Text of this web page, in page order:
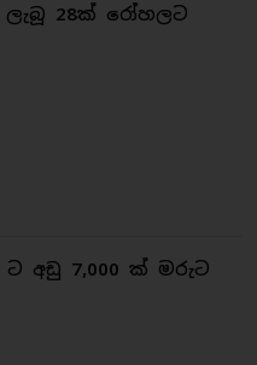
28ක් රෝහලට
අඩු 7,000 ක් මරුට